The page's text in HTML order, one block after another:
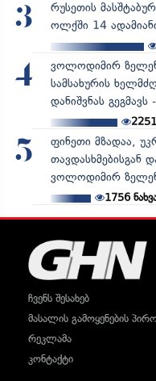
3
რუსეთის
ოლქში 14
4
ვოლოდიმირ
სამსახურის
დანიშვნას გეგმავს
2251
5
ფინეთი მზადაა,
თავდასხმებისგან
ვოლოდიმირ
1756
ჩვენს შესახებ
მასალის გამოყენების
რეკლამა
კონტაქტი